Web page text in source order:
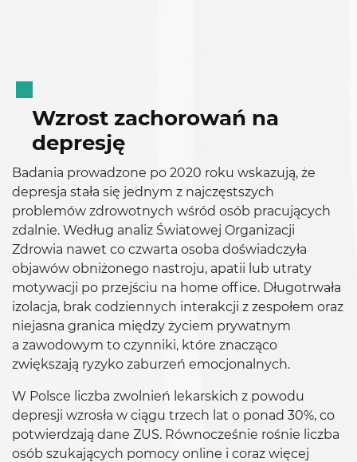
Wzrost zachorowań na
depresję
Badania prowadzone po 2020 roku wskazują, że
depresja stała się jednym z najczęstszych
problemów zdrowotnych wśród osób pracujących
zdalnie. Według analiz Światowej Organizacji
Zdrowia nawet co czwarta osoba doświadczyła
objawów obniżonego nastroju, apatii lub utraty
motywacji po przejściu na home office. Długotrwała
izolacja, brak codziennych interakcji z zespołem oraz
niejasna granica między życiem prywatnym
a zawodowym to czynniki, które znacząco
zwiększają ryzyko zaburzeń emocjonalnych.
W Polsce liczba zwolnień lekarskich z powodu
depresji wzrosła w ciągu trzech lat o ponad 30%, co
potwierdzają dane ZUS. Równocześnie rośnie liczba
osób szukających pomocy online i coraz więcej